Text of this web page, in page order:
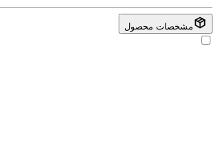
مشخصات محصول